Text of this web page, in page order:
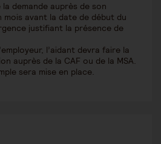
demande auprès de son
mois avant la date de début du
justifiant la présence de
l’aidant devra faire la
auprès de la CAF ou de la MSA.
sera mise en place.